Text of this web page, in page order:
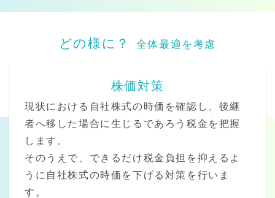
どの様に？ 全体最適を考慮
株価対策
現状における自社株式の時価を確認し、後継
者へ移した場合に生じるであろう税金を把握
します。
そのうえで、できるだけ税金負担を抑えるよ
うに自社株式の時価を下げる対策を行いま
す。